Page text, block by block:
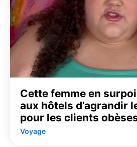
Cette femme en
aux hôtels d’agrandir
pour les clients
Voyage